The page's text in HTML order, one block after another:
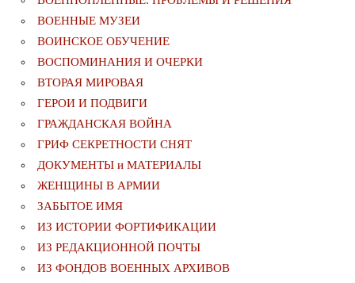
ВОЕННЫЕ МУЗЕИ
ВОИНСКОЕ ОБУЧЕНИЕ
ВОСПОМИНАНИЯ И ОЧЕРКИ
ВТОРАЯ МИРОВАЯ
ГЕРОИ И ПОДВИГИ
ГРАЖДАНСКАЯ ВОЙНА
ГРИФ СЕКРЕТНОСТИ СНЯТ
ДОКУМЕНТЫ и МАТЕРИАЛЫ
ЖЕНЩИНЫ В АРМИИ
ЗАБЫТОЕ ИМЯ
ИЗ ИСТОРИИ ФОРТИФИКАЦИИ
ИЗ РЕДАКЦИОННОЙ ПОЧТЫ
ИЗ ФОНДОВ ВОЕННЫХ АРХИВОВ